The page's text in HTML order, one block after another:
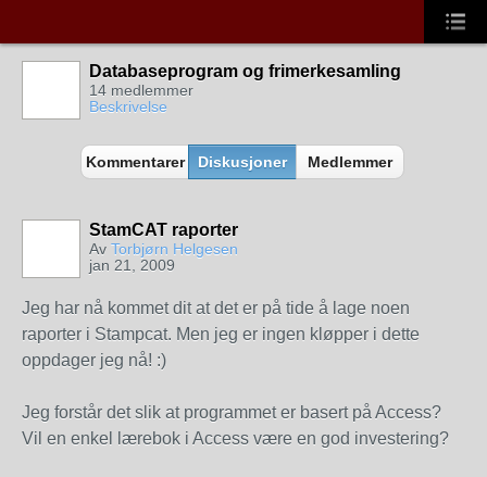
Databaseprogram og frimerkesamling
14 medlemmer
Beskrivelse
Kommentarer Diskusjoner Medlemmer
StamCAT raporter
Av Torbjørn Helgesen
jan 21, 2009
Jeg har nå kommet dit at det er på tide å lage noen
raporter i Stampcat. Men jeg er ingen kløpper i dette
oppdager jeg nå! :)
Jeg forstår det slik at programmet er basert på Access?
Vil en enkel lærebok i Access være en god investering?